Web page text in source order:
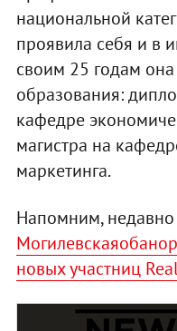
национальной
проявила себя и в
своим 25 годам
образования:
кафедре
магистра на
маркетинга.
Напомним, недавно
новых участниц